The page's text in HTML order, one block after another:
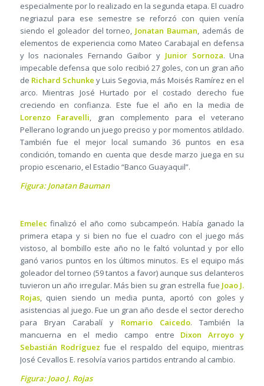
especialmente por lo realizado en la segunda etapa. El cuadro
negriazul para ese semestre se reforzó con quien venía
siendo el goleador del torneo, Jonatan Bauman, además de
elementos de experiencia como Mateo Carabajal en defensa
y los nacionales Fernando Gaibor y Junior Sornoza. Una
impecable defensa que solo recibió 27 goles, con un gran año
de Richard Schunke y Luis Segovia, más Moisés Ramírez en el
arco. Mientras José Hurtado por el costado derecho fue
creciendo en confianza. Este fue el año en la media de
Lorenzo Faravelli, gran complemento para el veterano
Pellerano logrando un juego preciso y por momentos atildado.
También fue el mejor local sumando 36 puntos en esa
condición, tomando en cuenta que desde marzo juega en su
propio escenario, el Estadio “Banco Guayaquil”.
Figura: Jonatan Bauman
Emelec finalizó el año como subcampeón. Había ganado la
primera etapa y si bien no fue el cuadro con el juego más
vistoso, al bombillo este año no le faltó voluntad y por ello
ganó varios puntos en los últimos minutos. Es el equipo más
goleador del torneo (59 tantos a favor) aunque sus delanteros
tuvieron un año irregular. Más bien su gran estrella fue Joao J.
Rojas, quien siendo un media punta, aportó con goles y
asistencias al juego. Fue un gran año desde el sector derecho
para Bryan Carabalí y Romario Caicedo. También la
mancuerna en el medio campo entre Dixon Arroyo y
Sebastián Rodríguez fue el respaldo del equipo, mientras
José Cevallos E. resolvía varios partidos entrando al cambio.
Figura: Joao J. Rojas